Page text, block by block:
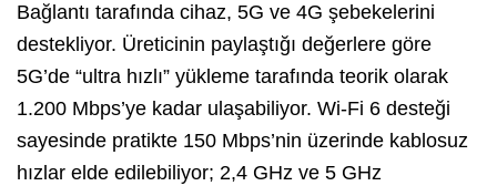
Bağlantı tarafında cihaz, 5G ve 4G şebekelerini
destekliyor. Üreticinin paylaştığı değerlere göre
5G’de “ultra hızlı” yükleme tarafında teorik olarak
1.200 Mbps’ye kadar ulaşabiliyor. Wi-Fi 6 desteği
sayesinde pratikte 150 Mbps’nin üzerinde kablosuz
hızlar elde edilebiliyor; 2,4 GHz ve 5 GHz